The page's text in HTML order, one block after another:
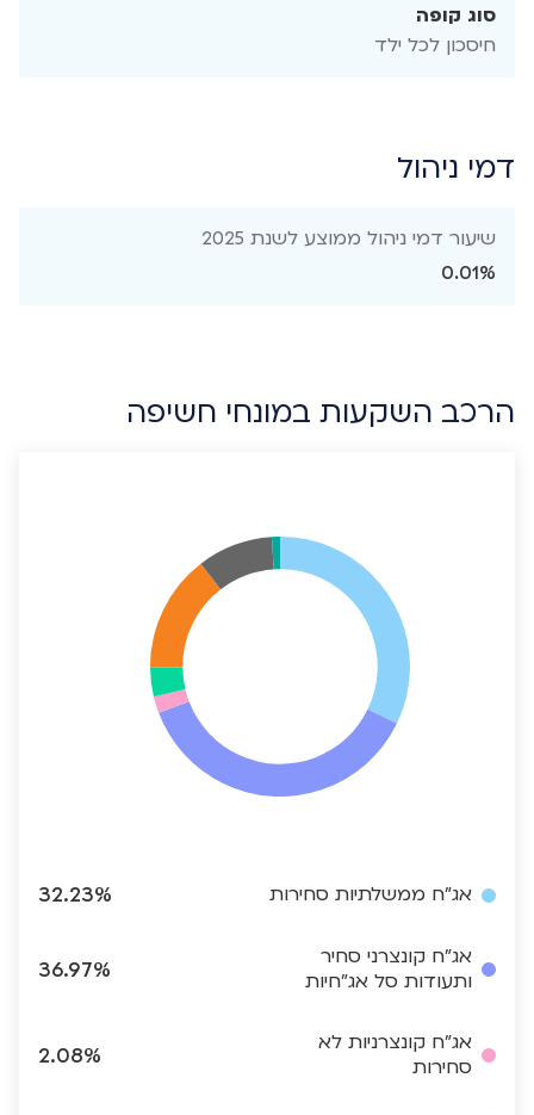
סוג קופה
חיסכון לכל ילד
דמי ניהול
שיעור דמי ניהול ממוצע לשנת 2025
0.01%
הרכב השקעות במונחי חשיפה
אג"ח ממשלתיות סחירות 32.23%
אג"ח קונצרני סחיר
ותעודות סל אג"חיות
36.97%
אג"ח קונצרניות לא
סחירות
2.08%